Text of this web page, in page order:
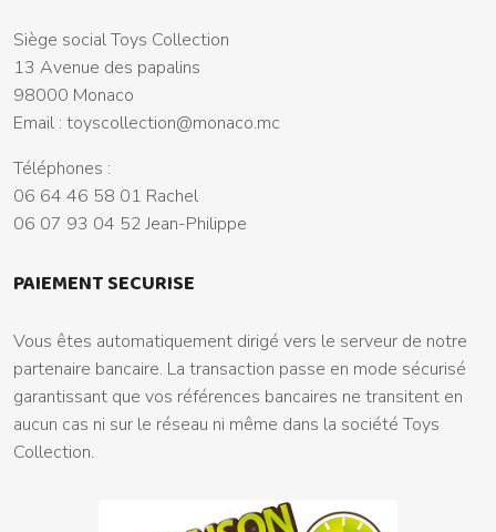
Siège social Toys Collection
13 Avenue des papalins
98000 Monaco
Email : toyscollection@monaco.mc
Téléphones :
06 64 46 58 01 Rachel
06 07 93 04 52 Jean-Philippe
PAIEMENT SECURISE
Vous êtes automatiquement dirigé vers le serveur de notre
partenaire bancaire. La transaction passe en mode sécurisé
garantissant que vos références bancaires ne transitent en
aucun cas ni sur le réseau ni même dans la société Toys
Collection.